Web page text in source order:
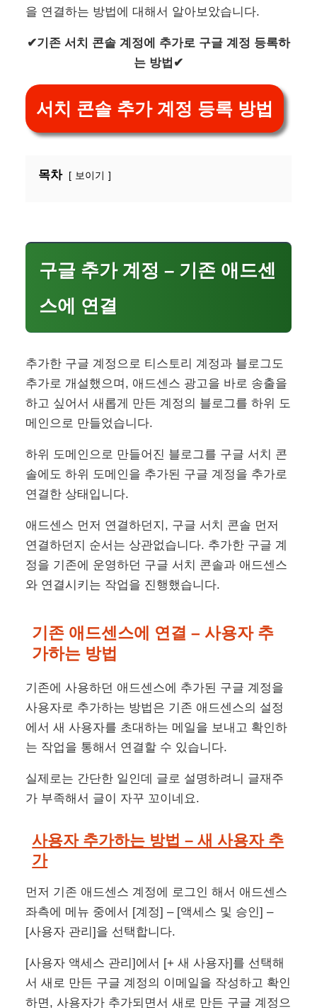
을 연결하는 방법에 대해서 알아보았습니다.
✔기존 서치 콘솔 계정에 추가로 구글 계정 등록하
는 방법✔
서치 콘솔 추가 계정 등록 방법
목차 보이기
구글 추가 계정 – 기존 애드센
스에 연결
추가한 구글 계정으로 티스토리 계정과 블로그도
추가로 개설했으며, 애드센스 광고을 바로 송출을
하고 싶어서 새롭게 만든 계정의 블로그를 하위 도
메인으로 만들었습니다.
하위 도메인으로 만들어진 블로그를 구글 서치 콘
솔에도 하위 도메인을 추가된 구글 계정을 추가로
연결한 상태입니다.
애드센스 먼저 연결하던지, 구글 서치 콘솔 먼저
연결하던지 순서는 상관없습니다. 추가한 구글 계
정을 기존에 운영하던 구글 서치 콘솔과 애드센스
와 연결시키는 작업을 진행했습니다.
기존 애드센스에 연결 – 사용자 추
가하는 방법
기존에 사용하던 애드센스에 추가된 구글 계정을
사용자로 추가하는 방법은 기존 애드센스의 설정
에서 새 사용자를 초대하는 메일을 보내고 확인하
는 작업을 통해서 연결할 수 있습니다.
실제로는 간단한 일인데 글로 설명하려니 글재주
가 부족해서 글이 자꾸 꼬이네요.
사용자 추가하는 방법 – 새 사용자 추
가
먼저 기존 애드센스 계정에 로그인 해서 애드센스
좌측에 메뉴 중에서 [계정] – [액세스 및 승인] –
[사용자 관리]을 선택합니다.
[사용자 액세스 관리]에서 [+ 새 사용자]를 선택해
서 새로 만든 구글 계정의 이메일을 작성하고 확인
하면, 사용자가 추가되면서 새로 만든 구글 계정으